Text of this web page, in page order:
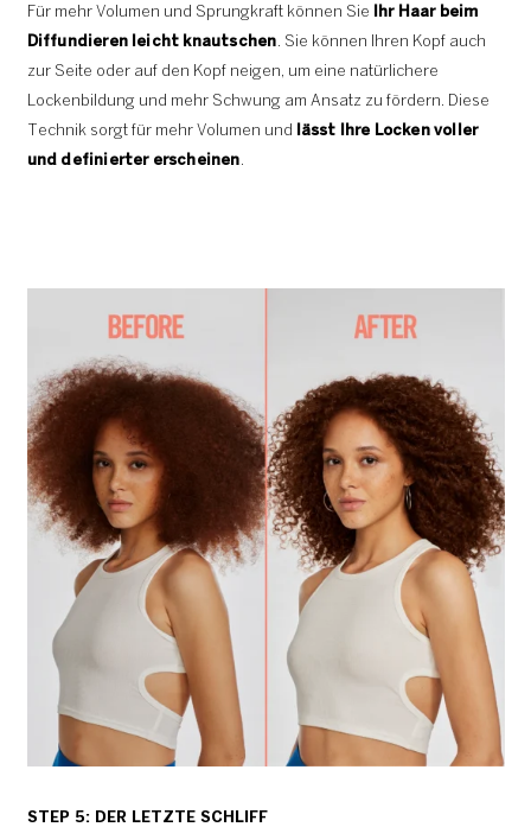
Für mehr Volumen und Sprungkraft können Sie Ihr Haar beim
Diffundieren leicht knautschen. Sie können Ihren Kopf auch
zur Seite oder auf den Kopf neigen, um eine natürlichere
Lockenbildung und mehr Schwung am Ansatz zu fördern. Diese
Technik sorgt für mehr Volumen und
lässt Ihre Locken voller
und definierter erscheinen.
STEP 5: DER LETZTE SCHLIFF